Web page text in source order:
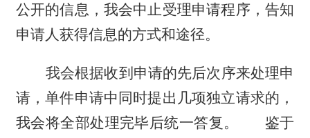
公开的信息，我会中止受理申请程序，告知
申请人获得信息的方式和途径。
我会根据收到申请的先后次序来处理申
请，单件申请中同时提出几项独立请求的，
我会将全部处理完毕后统一答复。
鉴于